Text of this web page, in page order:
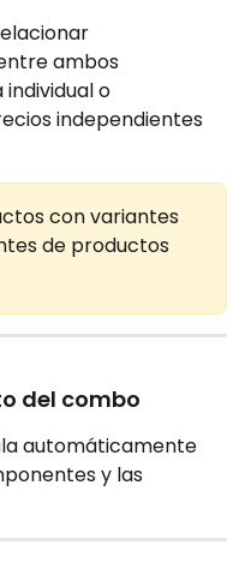
ambos
o
independientes
con variantes
de productos
del combo
automáticamente
y las